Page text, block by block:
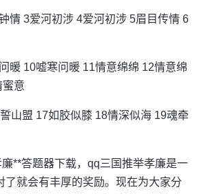
情 3爱河初涉 4爱河初涉 5眉目传情 6
暖 10嘘寒问暖 11情意绵绵 12情意绵
蜜意
山盟 17如胶似膝 18情深似海 19魂牵
**答题器下载，qq三国推举孝廉是一
了就会有丰厚的奖励。现在为大家分